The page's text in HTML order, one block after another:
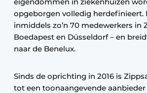
opgeborgen volledig herdefinieert.
inmiddels zo’n 70 medewerkers in
Boedapest en Düsseldorf – en
naar de Benelux.
Sinds de oprichting in 2016 is
tot een toonaangevende